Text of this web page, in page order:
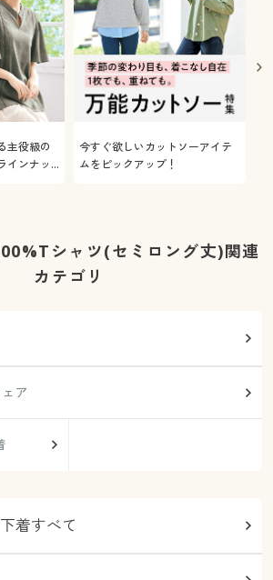
主役級の
インナッ
今すぐ欲しいカットソーアイテ
ムをピックアップ！
シャツ(セミロング丈)関連
カテゴリ
ア
着すべて